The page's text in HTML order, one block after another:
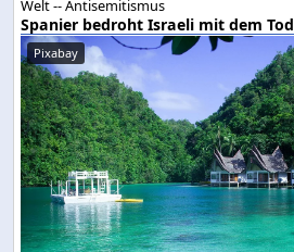
Welt -- Antisemitismus
Spanier bedroht Israeli mit dem
Pixabay